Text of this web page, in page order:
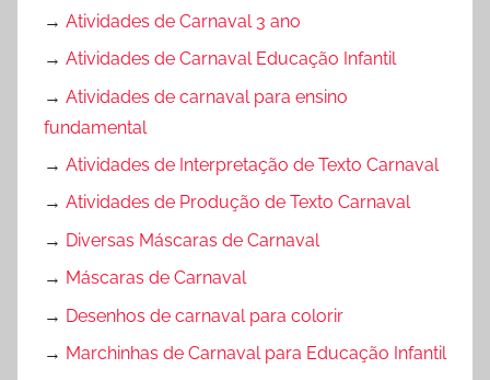
→ Atividades de Carnaval 3 ano
→ Atividades de Carnaval Educação Infantil
→ Atividades de carnaval para ensino
fundamental
→ Atividades de Interpretação de Texto Carnaval
→ Atividades de Produção de Texto Carnaval
→ Diversas Máscaras de Carnaval
→ Máscaras de Carnaval
→ Desenhos de carnaval para colorir
→ Marchinhas de Carnaval para Educação Infantil